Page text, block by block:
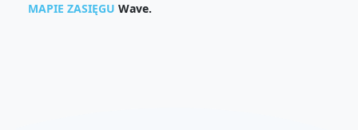
MAPIE ZASIĘGU Wave.